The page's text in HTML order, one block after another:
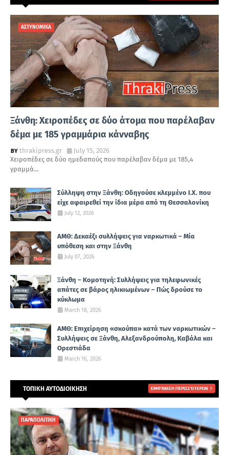
ΑΣΤΥΝΟΜΙΚΑ
Ξάνθη: Χειροπέδες σε δύο άτομα που παρέλαβαν
δέμα με 185 γραμμάρια κάνναβης
thrakipress.gr
July 15, 2026
Χειροπέδες σε δύο ημεδαπούς που παρέλαβαν δέμα με 185,4
γραμμά…
Σύλληψη στην Ξάνθη: Οδηγούσε κλεμμένο Ι.Χ. που
είχε αφαιρεθεί την ίδια μέρα από τη Θεσσαλονίκη
July 12, 2026
ΑΜΘ: Δεκαέξι συλλήψεις για ναρκωτικά – Μία
υπόθεση και στην Ξάνθη
July 07, 2026
Ξάνθη – Κομοτηνή: Συλλήψεις για τηλεφωνικές
απάτες σε βάρος ηλικιωμένων – Πώς δρούσε το
κύκλωμα
March 18, 2026
ΑΜΘ: Επιχείρηση «σκούπα» κατά των ναρκωτικών –
Συλλήψεις σε Ξάνθη, Αλεξανδρούπολη, Καβάλα και
Ορεστιάδα
March 16, 2026
ΤΟΠΙΚΗ ΑΥΤΟΔΙΟΙΚΗΣΗ ΕΜΦΆΝΙΣΗ ΠΕΡΙΣΣΌΤΕΡΩΝ
ΠΑΡΑΠΟΛΙΤΙΚΗ